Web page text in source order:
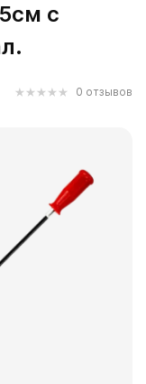
с
0 отзывов